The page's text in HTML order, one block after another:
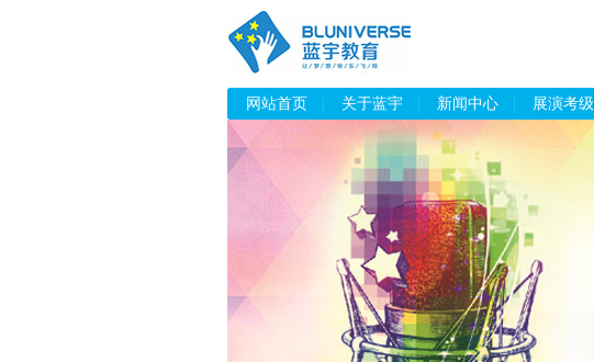
网站首页 关于蓝宇 新闻中心 展演考级